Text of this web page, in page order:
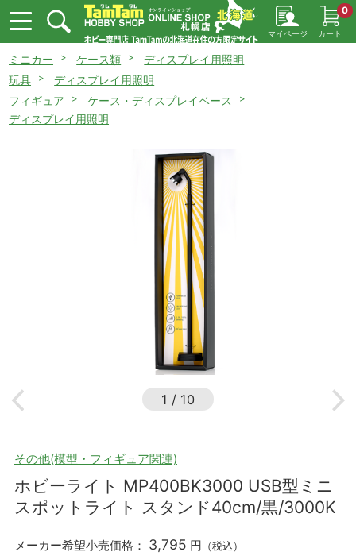
マイページ カート
0
ミニカー ケース類
ディスプレイ用照明
玩具
ディスプレイ用照明
フィギュア
ケース・ディスプレイベース
ディスプレイ用照明
1 / 10
その他(模型・フィギュア関連)
ホビーライト MP400BK3000 USB型ミニ
スポットライト スタンド40cm/黒/3000K
メーカー希望小売価格： 3,795 円 （税込）